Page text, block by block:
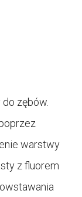
zębów.
warstwy
z fluorem